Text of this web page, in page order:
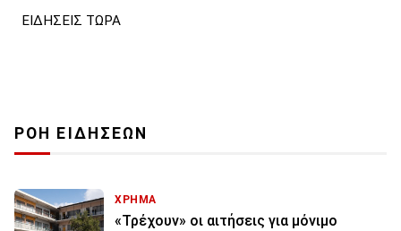
ΕΙΔΗΣΕΙΣ ΤΩΡΑ
ΡΟΗ ΕΙΔΗΣΕΩΝ
ΧΡΗΜΑ
«Τρέχουν» οι αιτήσεις για μόνιμο